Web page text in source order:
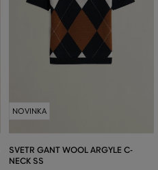
NOVINKA
SVETR GANT WOOL ARGYLE C-
NECK SS